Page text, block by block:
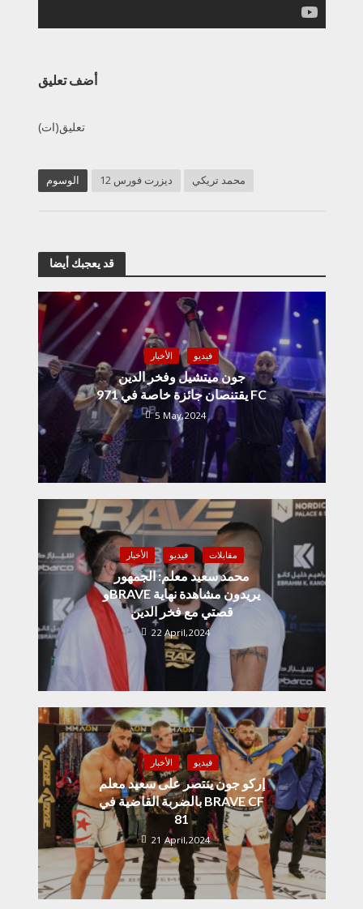
أضف تعليق
تعليق(ات)
الوسوم ديزرت فورس 12 محمد تريكي
قد يعجبك أيضا
الأخبار فيديو
جون ميتشيل وفخر الدين
يقتنصان جائزة خاصة في 971 FC
5 May,2024
الأخبار فيديو مقابلات
محمد سعيد معلم: الجمهور
وBRAVE يريدون مشاهدة نهاية
قصتي مع فخر الدين
22 April,2024
الأخبار فيديو
إركو جون ينتصر على سعيد معلم
بالضربة القاضية في BRAVE CF
81
21 April,2024